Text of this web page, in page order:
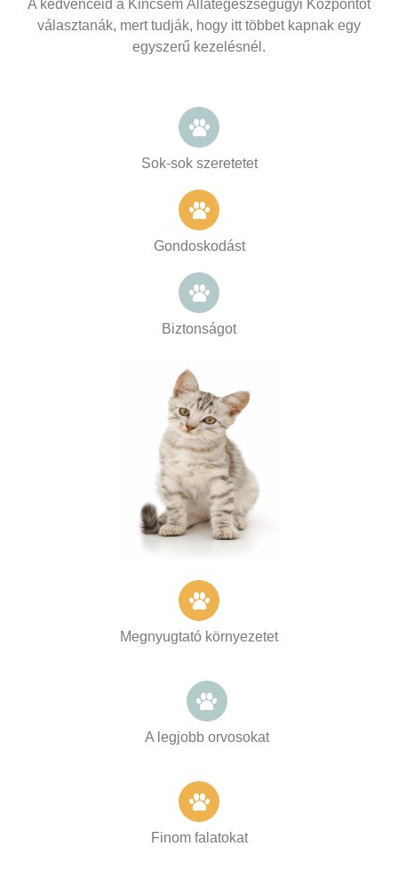
A kedvenceid a Kincsem Állategészségügyi Központot
választanák, mert tudják, hogy itt többet kapnak egy
egyszerű kezelésnél.
Sok-sok szeretetet
Gondoskodást
Biztonságot
Megnyugtató környezetet
A legjobb orvosokat
Finom falatokat